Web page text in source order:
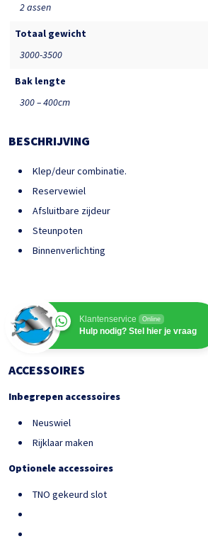
2 assen
Totaal gewicht
3000-3500
Bak lengte
300 – 400cm
BESCHRIJVING
Klep/deur combinatie.
Reservewiel
Afsluitbare zijdeur
Steunpoten
Binnenverlichting
Klantenservice Online
Hulp nodig? Stel hier je vraag
ACCESSOIRES
Inbegrepen accessoires
Neuswiel
Rijklaar maken
Optionele accessoires
TNO gekeurd slot